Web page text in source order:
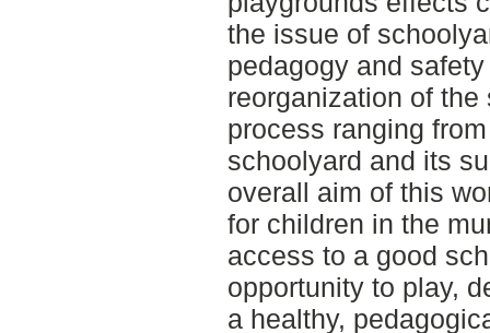
the issue of
pedagogy and
reorganization of
process ranging
schoolyard and its
overall aim of this
for children in the
access to a good
opportunity to play,
a healthy,